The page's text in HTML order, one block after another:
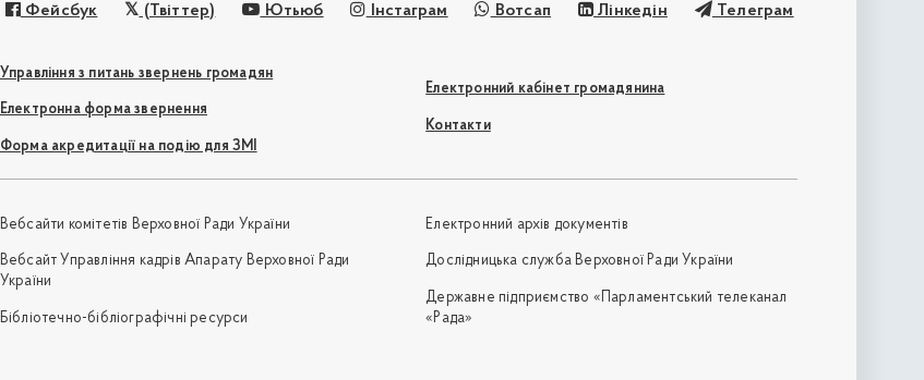
Фейсбук (Твіттер) Ютьюб Інстаграм Вотсап Лінкедін Телеграм
Управління з питань звернень громадян
Електронна форма звернення
Форма акредитації на подію для ЗМІ
Електронний кабінет громадянина
Контакти
Вебсайти комітетів Верховної Ради України
Вебсайт Управління кадрів Апарату Верховної Ради
України
Бібліотечно-бібліографічні ресурси
Електронний архів документів
Дослідницька служба Верховної Ради України
Державне підприємство «Парламентський телеканал
«Рада»